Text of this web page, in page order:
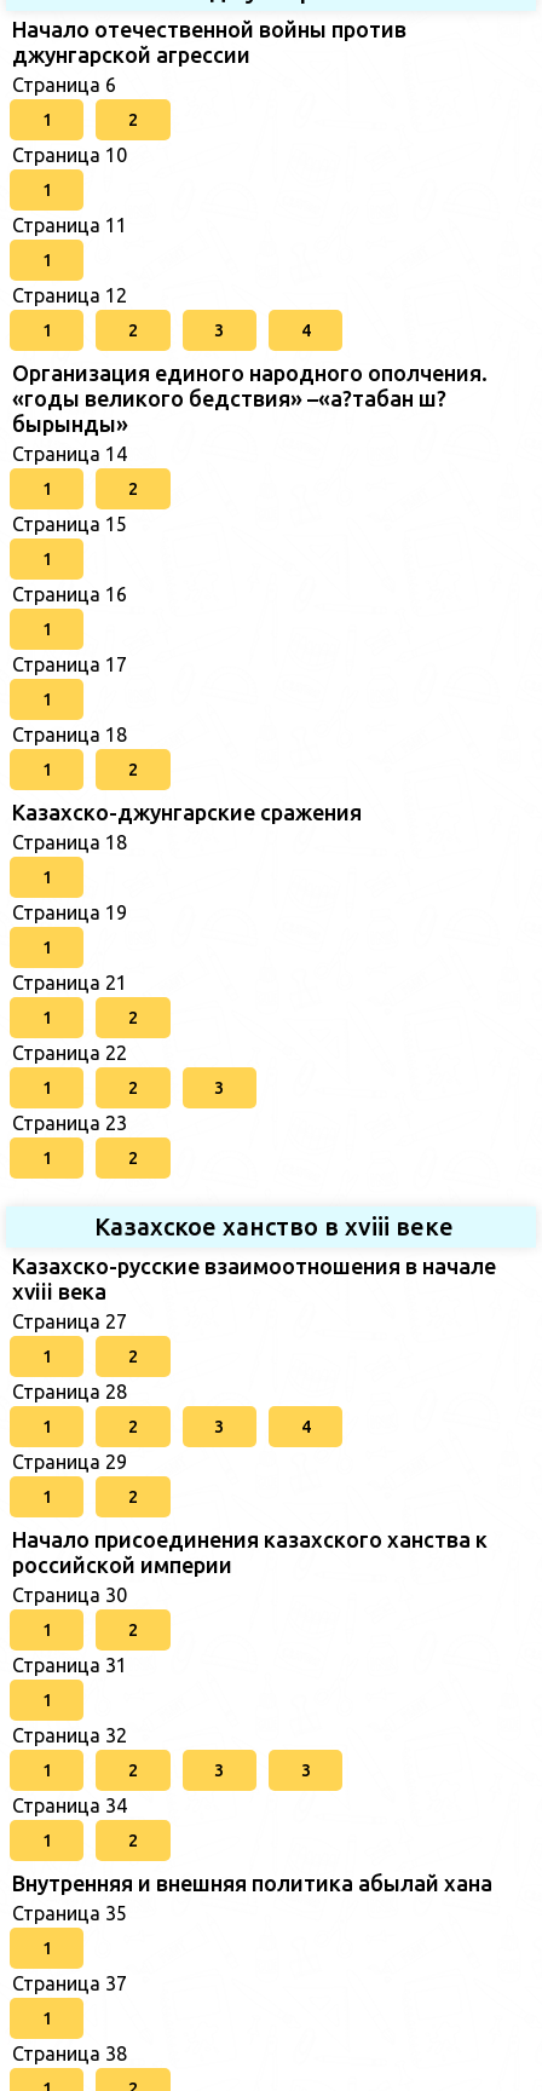
Начало отечественной войны против
джунгарской агрессии
Страница 6
1 2
Страница 10
1
Страница 11
1
Страница 12
1 2 3 4
Организация единого народного ополчения.
«годы великого бедствия» –«а?табан ш?
бырынды»
Страница 14
1 2
Страница 15
1
Страница 16
1
Страница 17
1
Страница 18
1 2
Казахско-джунгарские сражения
Страница 18
1
Страница 19
1
Страница 21
1 2
Страница 22
1 2 3
Страница 23
1 2
Казахское ханство в хviii веке
Казахско-русские взаимоотношения в начале
xviii века
Страница 27
1 2
Страница 28
1 2 3 4
Страница 29
1 2
Начало присоединения казахского ханства к
российской империи
Страница 30
1 2
Страница 31
1
Страница 32
1 2 3 3
Страница 34
1 2
Внутренняя и внешняя политика абылай хана
Страница 35
1
Страница 37
1
Страница 38